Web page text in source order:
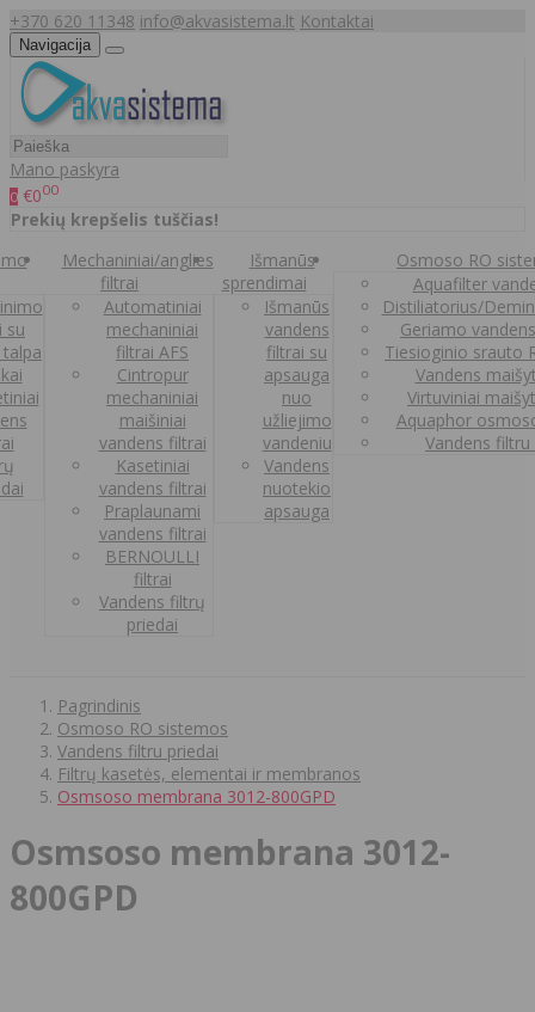
+370 620 11348 info@akvasistema.lt Kontaktai
Navigacija
Mano paskyra
0 €000
Prekių krepšelis tuščias!
su
Mechaniniai/anglies
filtrai
Automatiniai
mechaniniai
filtrai AFS
Cintropur
mechaniniai
maišiniai
vandens filtrai
Kasetiniai
vandens filtrai
Praplaunami
vandens filtrai
BERNOULLI
filtrai
Vandens filtrų
priedai
Išmanūs
sprendimai
Išmanūs
vandens
filtrai su
apsauga
nuo
užliejimo
vandeniu
Vandens
nuotekio
apsauga
Osmoso RO
Aquafilter
Distiliatorius/
Geriamo
Tiesioginio srauto
Vandens
Virtuviniai
Aquaphor
Vandens filtru
Pagrindinis
Osmoso RO sistemos
Vandens filtru priedai
Filtrų kasetės, elementai ir membranos
Osmsoso membrana 3012-800GPD
Osmsoso membrana 3012-
800GPD